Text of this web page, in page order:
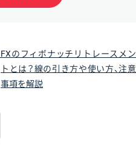
FXのフィボナッチリトレースメン
トとは？線の引き方や使い方、注意
事項を解説